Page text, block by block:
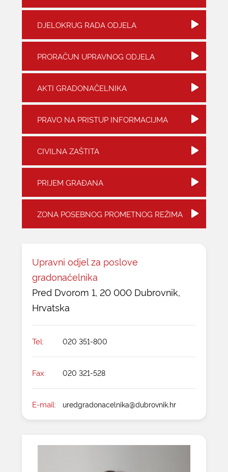
KONTAKTI
DJELOKRUG RADA ODJELA
PRORAČUN UPRAVNOG ODJELA
AKTI GRADONAČELNIKA
PRAVO NA PRISTUP INFORMACIJMA
CIVILNA ZAŠTITA
PRIJEM GRAĐANA
ZONA POSEBNOG PROMETNOG REŽIMA
Upravni odjel za poslove
gradonačelnika
Pred Dvorom 1, 20 000 Dubrovnik,
Hrvatska
Tel: 020 351-800
Fax: 020 321-528
E-mail: uredgradonacelnika@dubrovnik.hr